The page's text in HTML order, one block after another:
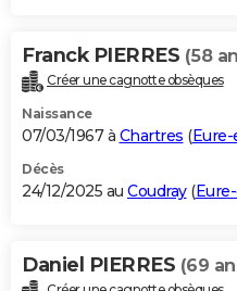
Bricolage
Lifestyle
Culture
Sport
Auto
Television
Voyage
Cinema
Franck PIERRES (58
Créer une cagnotte obsèques
Naissance
07/03/1967 à Chartres (
Décès
24/12/2025 au Coudray(
Daniel PIERRES (69